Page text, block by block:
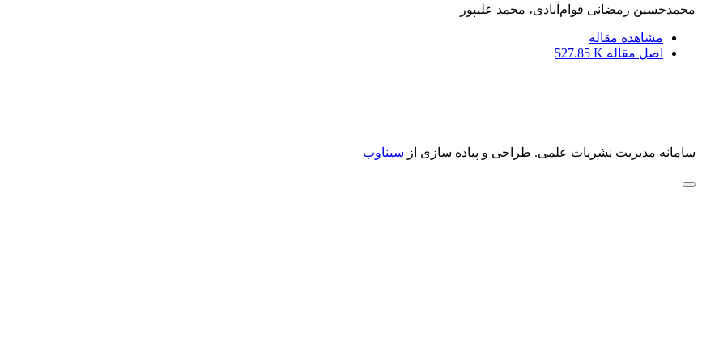
محمدحسین رمضانی قوام‌آبادی، محمد علیپور
مشاهده مقاله
اصل مقاله 527.85 K
سامانه مدیریت نشریات علمی. طراحی و پیاده سازی از سیناوب